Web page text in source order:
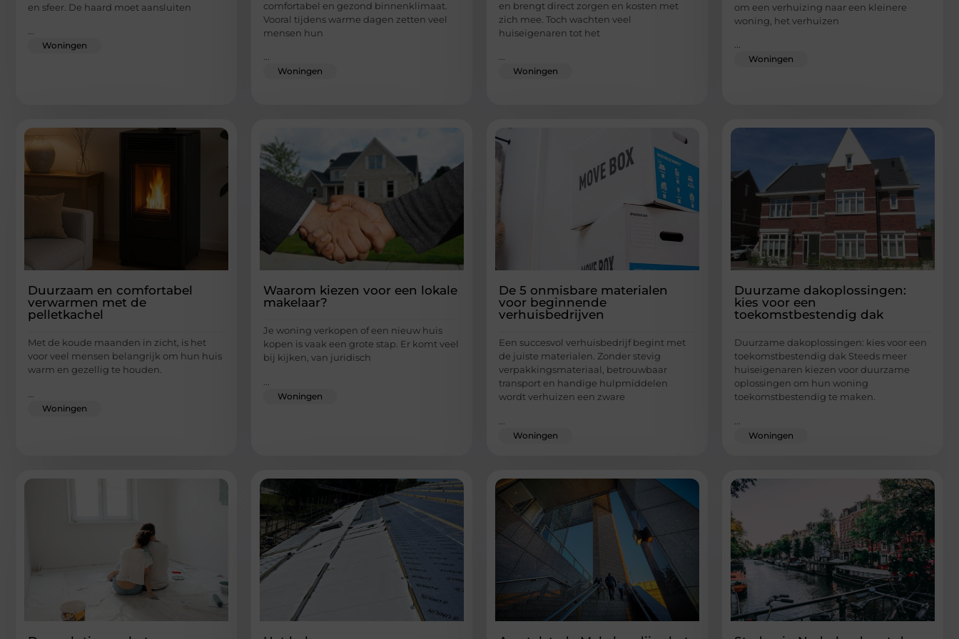
en sfeer. De haard moet aansluiten
...
Woningen
comfortabel en gezond binnenklimaat.
Vooral tijdens warme dagen zetten veel
mensen hun
...
Woningen
en brengt direct zorgen en kosten met
zich mee. Toch wachten veel
huiseigenaren tot het
...
Woningen
om een verhuizing naar een kleinere
woning, het verhuizen
...
Woningen
Duurzaam en comfortabel
verwarmen met de
pelletkachel
Met de koude maanden in zicht, is het
voor veel mensen belangrijk om hun huis
warm en gezellig te houden.
Woningen
Waarom kiezen voor een lokale
makelaar?
Je woning verkopen of een nieuw huis
kopen is vaak een grote stap. Er komt veel
bij kijken, van juridisch
Woningen
De 5 onmisbare materialen
voor beginnende
verhuisbedrijven
Een succesvol verhuisbedrijf begint met
de juiste materialen. Zonder stevig
verpakkingsmateriaal, betrouwbaar
transport en handige hulpmiddelen
wordt verhuizen een zware
Woningen
Duurzame dakoplossingen:
kies voor een
toekomstbestendig dak
Duurzame dakoplossingen: kies voor een
toekomstbestendig dak Steeds meer
huiseigenaren kiezen voor duurzame
oplossingen om hun woning
toekomstbestendig te maken.
Woningen